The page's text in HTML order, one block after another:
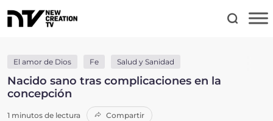
El amor de Dios Fe Salud y Sanidad
Nacido sano tras complicaciones en la
concepción
1 minutos de lectura Compartir